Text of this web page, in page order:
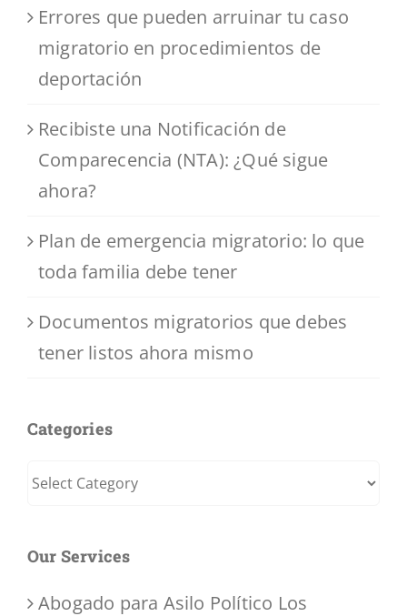
Errores que pueden arruinar tu caso
migratorio en procedimientos de
deportación
Recibiste una Notificación de
Comparecencia (NTA): ¿Qué sigue
ahora?
Plan de emergencia migratorio: lo que
toda familia debe tener
Documentos migratorios que debes
tener listos ahora mismo
Categories
Categories
Our Services
Abogado para Asilo Político Los